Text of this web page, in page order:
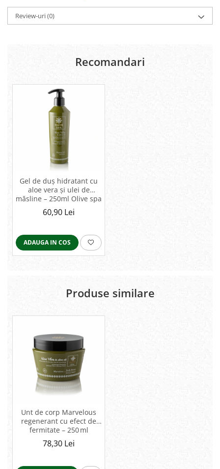
Review-uri(0)
Recomandari
Gel de duș hidratant cu
aloe vera și ulei de
măsline – 250ml Olive spa
60,90 Lei
ADAUGA IN COS
Produse similare
Unt de corp Marvelous
regenerant cu efect de
fermitate – 250 ml
78,30 Lei